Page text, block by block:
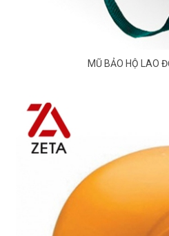
MŨ BẢO HỘ LAO